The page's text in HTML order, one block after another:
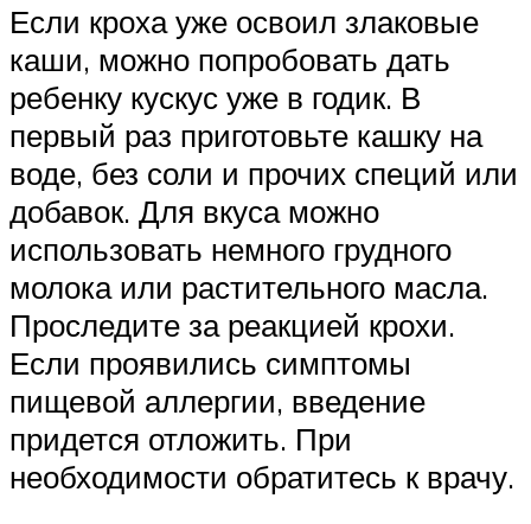
Если кроха уже освоил злаковые
каши, можно попробовать дать
ребенку кускус уже в годик. В
первый раз приготовьте кашку на
воде, без соли и прочих специй или
добавок. Для вкуса можно
использовать немного грудного
молока или растительного масла.
Проследите за реакцией крохи.
Если проявились симптомы
пищевой аллергии, введение
придется отложить. При
необходимости обратитесь к врачу.